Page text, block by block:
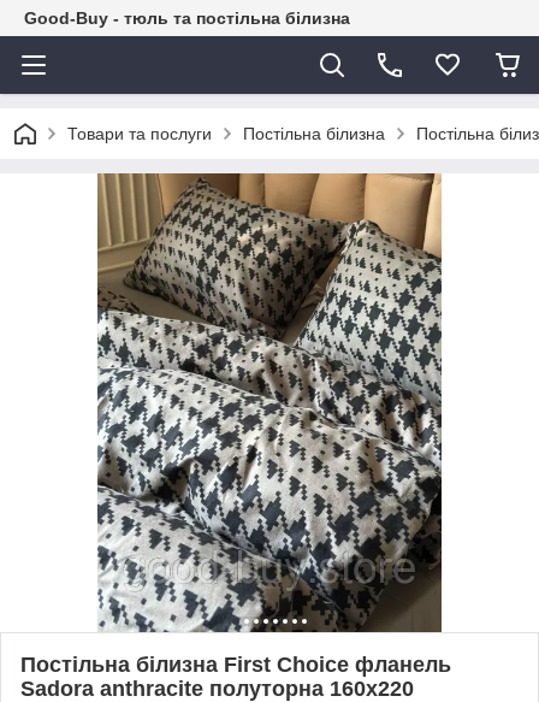
Good-Buy - тюль та постільна білизна
Товари та послуги Постільна білизна Постільна
Постільна білизна First Choice фланель
Sadora anthracite полуторна 160х220